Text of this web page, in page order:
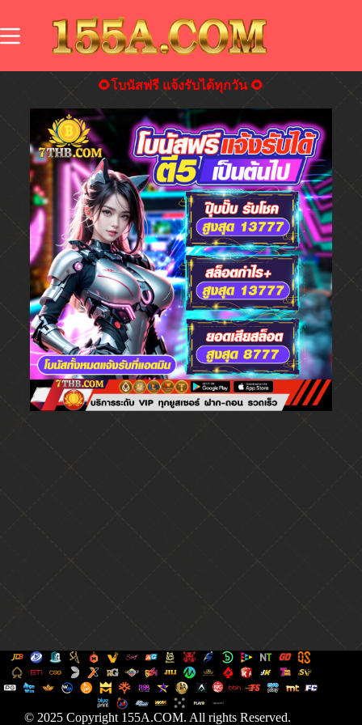
🌻โบนัสฟรี แจ้งรับได้ทุกวัน 🌻
© 2025 Copyright 155A.COM. All rights Reserved.